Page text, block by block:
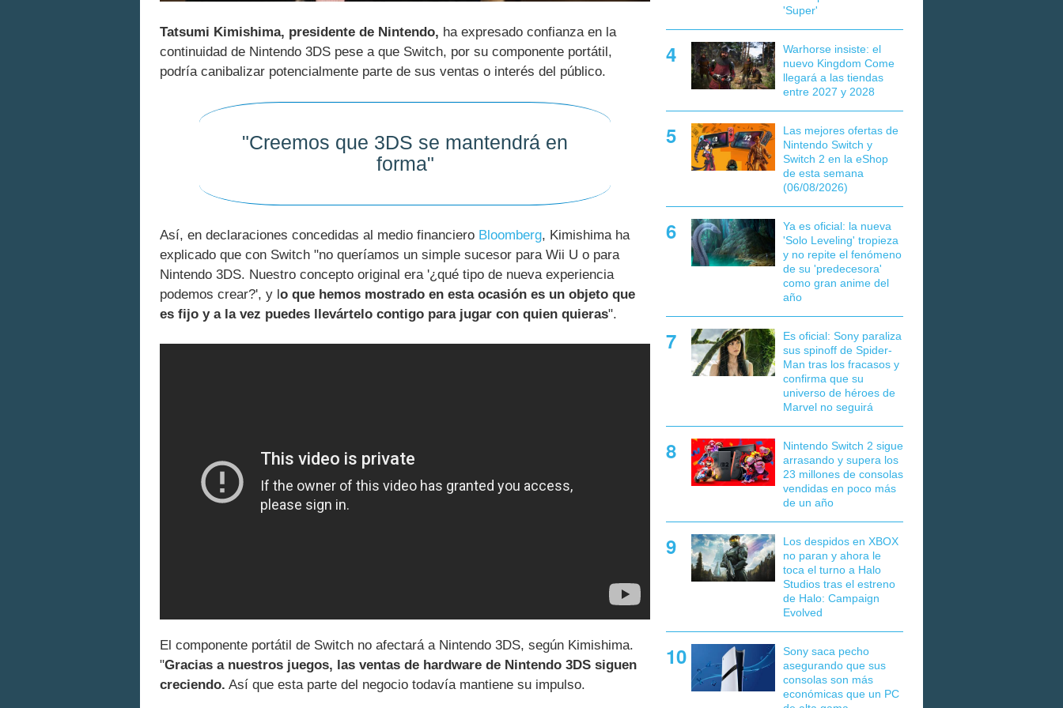
Tatsumi Kimishima, presidente de Nintendo, ha expresado confianza en la
continuidad de Nintendo 3DS pese a que Switch, por su componente portátil,
podría canibalizar potencialmente parte de sus ventas o interés del público.
"Creemos que 3DS se mantendrá en
forma"
Así, en declaraciones concedidas al medio financiero Bloomberg, Kimishima ha
explicado que con Switch "no queríamos un simple sucesor para Wii U o para
Nintendo 3DS. Nuestro concepto original era '¿qué tipo de nueva experiencia
podemos crear?', y l o que hemos mostrado en esta ocasión es un objeto que
es fijo y a la vez puedes llevártelo contigo para jugar con quien quieras".
El componente portátil de Switch no afectará a Nintendo 3DS, según Kimishima.
"Gracias a nuestros juegos, las ventas de hardware de Nintendo 3DS siguen
creciendo. Así que esta parte del negocio todavía mantiene su impulso.
'Super'
Warhorse insiste: el
nuevo Kingdom Come
llegará a las tiendas
entre 2027 y 2028
Las mejores ofertas de
Nintendo Switch y
Switch 2 en la eShop
de esta semana
(06/08/2026)
Ya es oficial: la nueva
'Solo Leveling' tropieza
y no repite el fenómeno
de su 'predecesora'
como gran anime del
año
Es oficial: Sony paraliza
sus spinoff de Spider-
Man tras los fracasos y
confirma que su
universo de héroes de
Marvel no seguirá
Nintendo Switch 2 sigue
arrasando y supera los
23 millones de consolas
vendidas en poco más
de un año
Los despidos en XBOX
no paran y ahora le
toca el turno a Halo
Studios tras el estreno
de Halo: Campaign
Evolved
Sony saca pecho
asegurando que sus
consolas son más
económicas que un PC